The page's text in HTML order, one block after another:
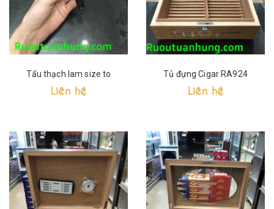
Tẩu thạch lam size to
Liên hệ
Tủ đựng Cigar RA924
Liên hệ